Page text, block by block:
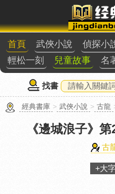
首頁 武俠小說 偵探小
輕松一刻
兒童故事 名
找書
經典書庫 > 武俠小說 > 古龍
《邊城浪子》 第
古
+大